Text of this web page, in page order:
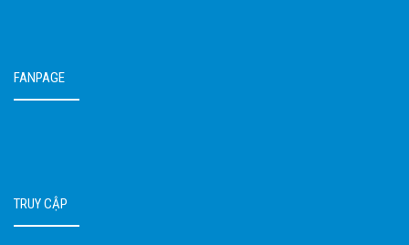
FANPAGE
TRUY CẬP